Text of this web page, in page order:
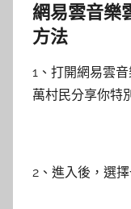
網易雲音樂
方法
1、打開網易雲
萬村民分享你特
2、進入後，選